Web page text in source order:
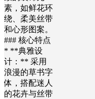
素，如鲜花环
绕、柔美丝带
和心形图案。
### 核心特点
* **典雅设
计：** 采用
浪漫的草书字
体，搭配迷人
的花卉与丝带